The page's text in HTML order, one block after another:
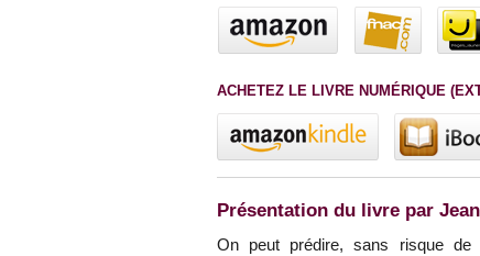
ACHETEZ LE LIVRE NUMÉRIQUE
Présentation du livre par
On peut prédire, sans risque